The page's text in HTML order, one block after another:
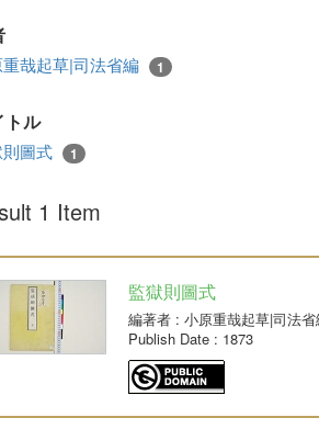
哉起草|司法省編 1
トル
圖式 1
1 Item
監獄則圖式
編著者 : 小原重哉起草|司法
Publish Date : 1873